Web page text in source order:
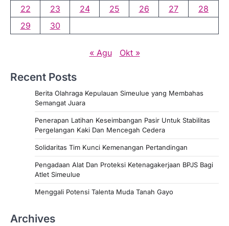
22
23 24 25 26 27
28
29
30
« Agu Okt »
Recent Posts
Berita Olahraga Kepulauan Simeulue yang Membahas
Semangat Juara
Penerapan Latihan Keseimbangan Pasir Untuk Stabilitas
Pergelangan Kaki Dan Mencegah Cedera
Solidaritas Tim Kunci Kemenangan Pertandingan
Pengadaan Alat Dan Proteksi Ketenagakerjaan BPJS Bagi
Atlet Simeulue
Menggali Potensi Talenta Muda Tanah Gayo
Archives